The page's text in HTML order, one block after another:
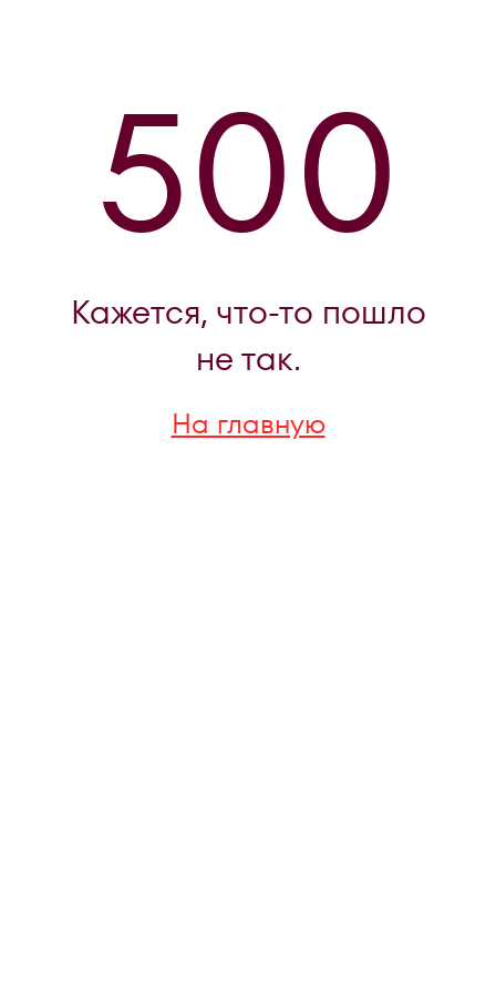
500
Кажется, что-то пошло
не так.
На главную